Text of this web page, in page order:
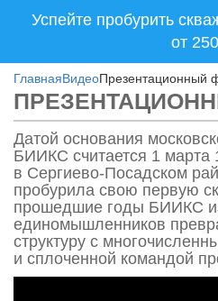
Успейте пробурить
от
ГлавнаяВидеоПрезентационный
Датой основания
БИИКС считается 1 марта
в Сергиево-Посадском
пробурила свою первую
прошедшие годы БИИКС
единомышленников
структуру с
и сплоченной командой